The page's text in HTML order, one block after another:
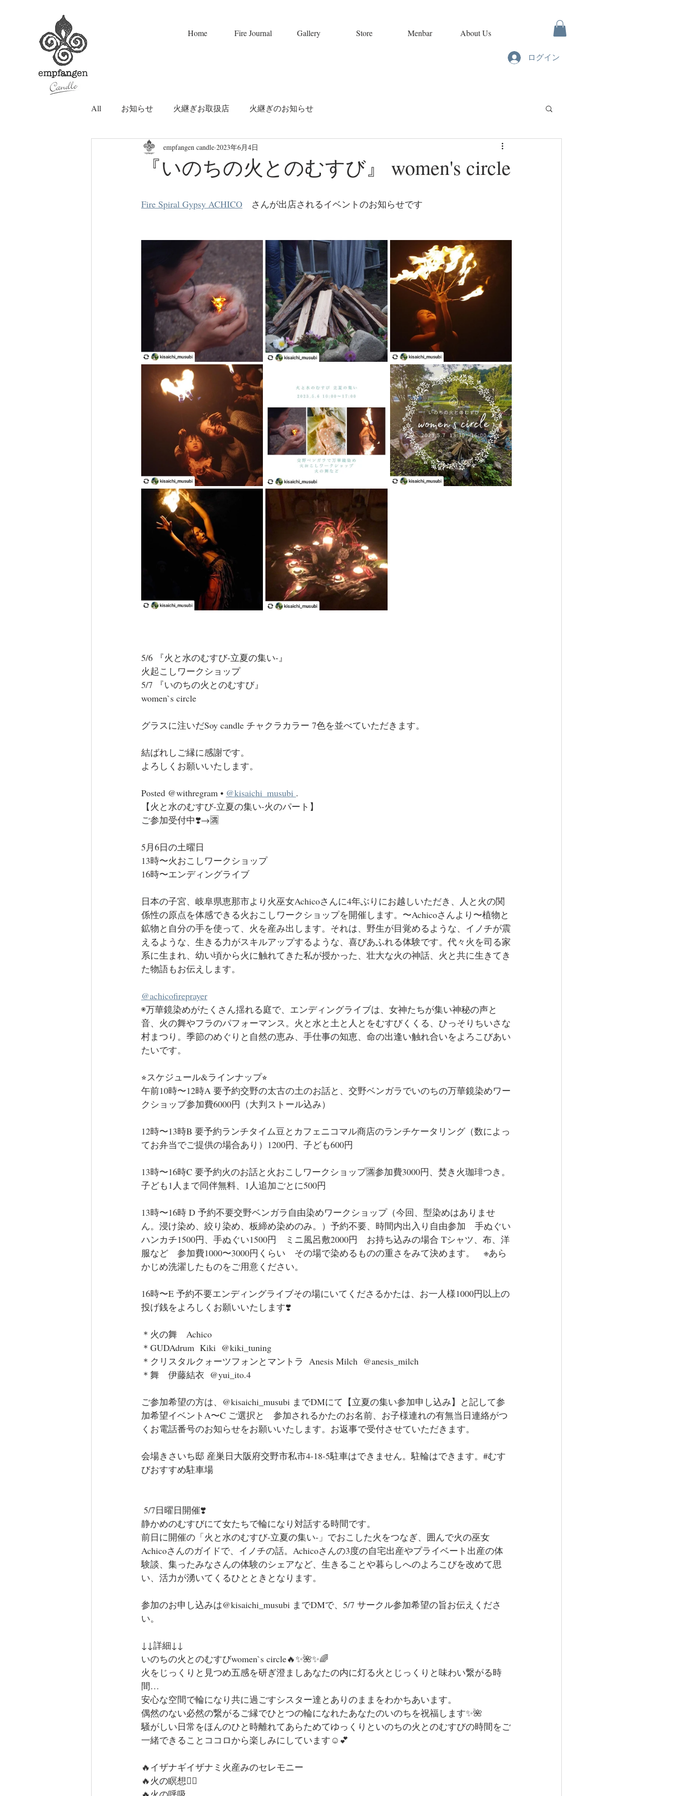
Home Fire Journal Gallery Store Menbar About Us
ログイン
All お知らせ 火継ぎお取扱店 火継ぎのお知らせ
『いのちの火とのむすび』 women's circle
empfangen candle 2023年6月4日
Fire Spiral Gypsy ACHICO さんが出店されるイベントのお知らせです
⁡5/6 『火と水のむすび-立夏の集い-』
⁡火起こしワークショップ
⁡5/7 『いのちの火とのむすび』
women`s circle ⁡
⁡グラスに注いだSoy candle チャクラカラー 7色を並べていただきます。⁡
結ばれしご縁に感謝です。
⁡よろしくお願いいたします。
⁡⁡Posted @withregram • @kisaichi_musubi .
【火と水のむすび-立夏の集い-火のパート】
ご参加受付中❣️→🈵
5月6日の土曜日
13時〜火おこしワークショップ
16時〜エンディングライブ
日本の子宮、岐阜県恵那市より火巫女Achicoさんに4年ぶりにお越しいただき、人と火の関
係性の原点を体感できる火おこしワークショップを開催します。〜Achicoさんより〜植物と
鉱物と自分の手を使って、火を産み出します。それは、野生が目覚めるような、イノチが震
えるような、生きる力がスキルアップするような、喜びあふれる体験です。代々火を司る家
系に生まれ、幼い頃から火に触れてきた私が授かった、壮大な火の神話、火と共に生きてき
た物語もお伝えします。
@achicofireprayer
◉万華鏡染めがたくさん揺れる庭で、エンディングライブは、女神たちが集い神秘の声と
音、火の舞やフラのパフォーマンス。火と水と土と人とをむすびくくる、ひっそりちいさな
村まつり。季節のめぐりと自然の恵み、手仕事の知恵、命の出逢い触れ合いをよろこびあい
たいです。
⭐︎スケジュール&ラインナップ⭐︎
午前10時〜12時A 要予約交野の太古の土のお話と、交野ベンガラでいのちの万華鏡染めワー
クショップ参加費6000円（大判ストール込み）
12時〜13時B 要予約ランチタイム豆とカフェニコマル商店のランチケータリング（数によっ
てお弁当でご提供の場合あり）1200円、子ども600円
13時〜16時C 要予約火のお話と火おこしワークショップ🈵参加費3000円、焚き火珈琲つき。
子ども1人まで同伴無料、1人追加ごとに500円
13時〜16時 D 予約不要交野ベンガラ自由染めワークショップ（今回、型染めはありませ
ん。浸け染め、絞り染め、板締め染めのみ。）予約不要、時間内出入り自由参加　手ぬぐい
ハンカチ1500円、手ぬぐい1500円　ミニ風呂敷2000円　お持ち込みの場合 Tシャツ、布、洋
服など　参加費1000〜3000円くらい　その場で染めるものの重さをみて決めます。　※あら
かじめ洗濯したものをご用意ください。
16時〜E 予約不要エンディングライブその場にいてくださるかたは、お一人様1000円以上の
投げ銭をよろしくお願いいたします❣️
＊火の舞　Achico
＊GUDAdrum  Kiki  @kiki_tuning
＊クリスタルクォーツフォンとマントラ  Anesis Milch  @anesis_milch
＊舞　伊藤結衣  @yui_ito.4
ご参加希望の方は、@kisaichi_musubi までDMにて【立夏の集い参加申し込み】と記して参
加希望イベントA〜C ご選択と　参加されるかたのお名前、お子様連れの有無当日連絡がつ
くお電話番号のお知らせをお願いいたします。お返事で受付させていただきます。
会場きさいち邸 産巣日大阪府交野市私市4-18-5駐車はできません。駐輪はできます。#むす
びおすすめ駐車場
5/7日曜日開催❣️
静かめのむすびにて女たちで輪になり対話する時間です。
前日に開催の「火と水のむすび-立夏の集い-」でおこした火をつなぎ、囲んで火の巫女
Achicoさんのガイドで、イノチの話。Achicoさんの3度の自宅出産やプライベート出産の体
験談、集ったみなさんの体験のシェアなど、生きることや暮らしへのよろこびを改めて思
い、活力が湧いてくるひとときとなります。
参加のお申し込みは@kisaichi_musubi までDMで、5/7 サークル参加希望の旨お伝えくださ
い。
↓↓詳細↓↓
いのちの火とのむすびwomen`s circle🔥✨🌺✨🌈
火をじっくりと見つめ五感を研ぎ澄ましあなたの内に灯る火とじっくりと味わい繋がる時
間…
安心な空間で輪になり共に過ごすシスター達とありのままをわかちあいます。
偶然のない必然の繋がるご縁でひとつの輪になれたあなたのいのちを祝福します✨🌺
騒がしい日常をほんのひと時離れてあらためてゆっくりといのちの火とのむすびの時間をご
一緒できることココロから楽しみにしています☺️💕
🔥イザナギイザナミ火産みのセレモニー
🔥火の瞑想🧘‍♀️